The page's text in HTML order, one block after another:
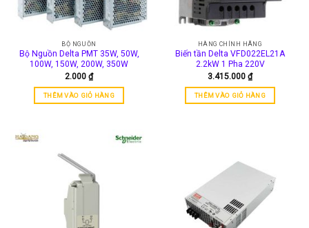
BỘ NGUỒN
Bộ Nguồn Delta PMT 35W, 50W,
100W, 150W, 200W, 350W
2.000 ₫
THÊM VÀO GIỎ HÀNG
HÀNG CHÍNH HÃNG
Biến tần Delta VFD022EL21A
2.2kW 1 Pha 220V
3.415.000 ₫
THÊM VÀO GIỎ HÀNG